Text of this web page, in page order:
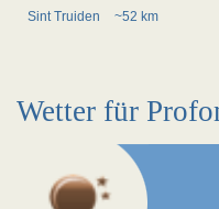
Sint Truiden
~52 km
Wetter für